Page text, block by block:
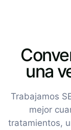
una
Trabajamos
mejor
tratamientos,